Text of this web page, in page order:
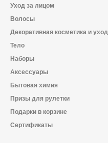
Уход за лицом
Волосы
Декоративная косметика и
Тело
Наборы
Аксессуары
Бытовая химия
Призы для рулетки
Подарки в корзине
Сертификаты